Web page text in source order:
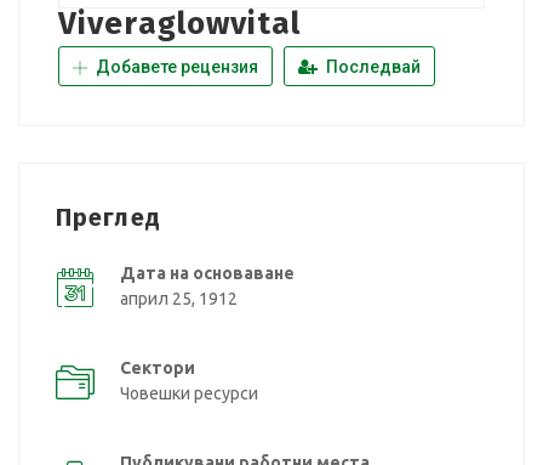
Viveraglowvital
Добавете рецензия Последвай
Преглед
Дата на основаване
април 25, 1912
Сектори
Човешки ресурси